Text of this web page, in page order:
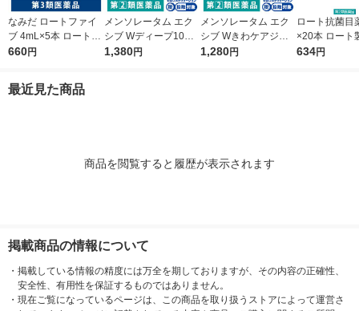
なみだ ロートファイ
ブ 4mL×5本 ロート製
薬 目薬 乾き目 疲れ目
660円
メンソレータム エク
シブ Wディープ10ク
リーム ロート製薬★
1,380円
メンソレータム エク
シブ Wきわケアジェ
ル 15g ロート製薬 ★
1,280円
ロート抗菌目
×20本 ロート
薬 ものもらい
634円
最近見た商品
商品を閲覧すると履歴が表示されます
掲載商品の情報について
・ 掲載している情報の精度には万全を期しておりますが、その内容の正確性、
安全性、有用性を保証するものではありません。
・ 現在ご覧になっているページは、この商品を取り扱うストアによって運営さ